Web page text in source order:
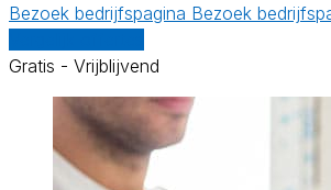
Bezoek bedrijfspagina Bezoek
Gratis - Vrijblijvend